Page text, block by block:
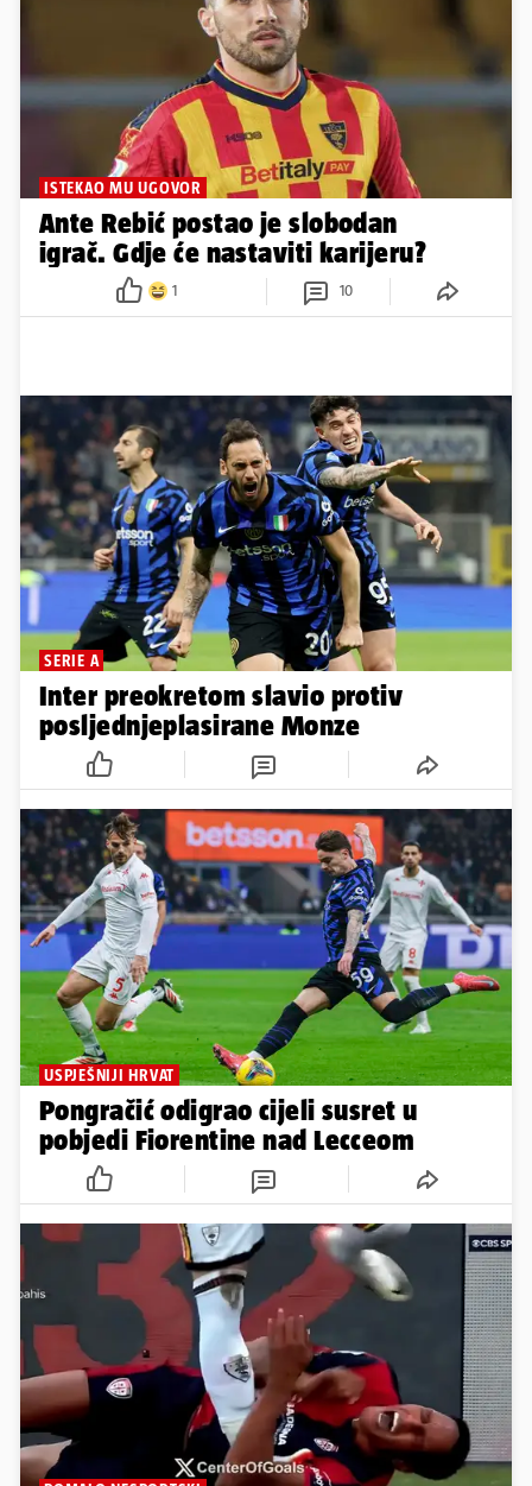
ISTEKAO MU UGOVOR
Ante Rebić postao je slobodan
igrač. Gdje će nastaviti karijeru?
1 10
SERIE A
Inter preokretom slavio protiv
posljednjeplasirane Monze
USPJEŠNIJI HRVAT
Pongračić odigrao cijeli susret u
pobjedi Fiorentine nad Lecceom